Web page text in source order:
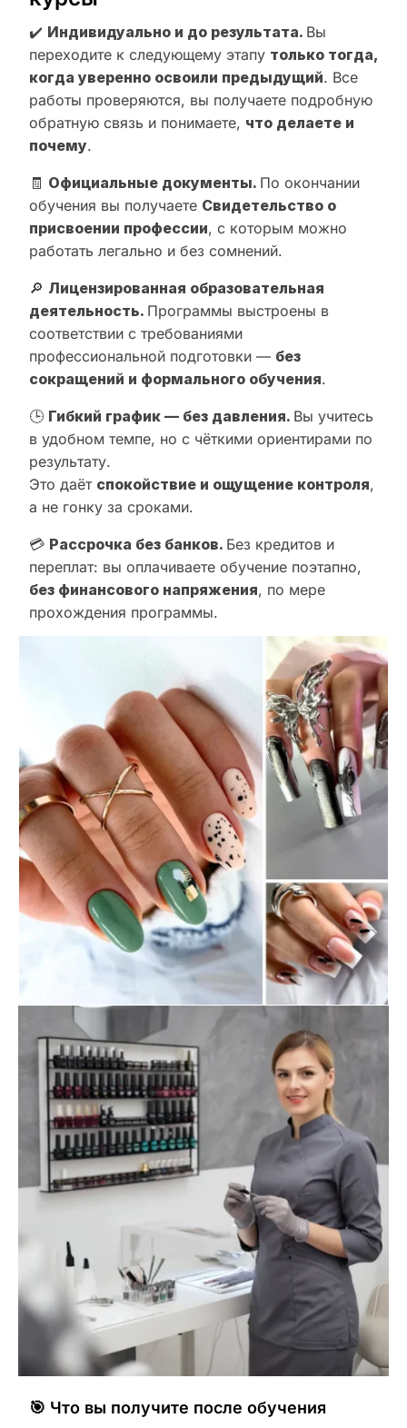
✔️ Индивидуально и до результата. Вы
переходите к следующему этапу только тогда,
когда уверенно освоили предыдущий. Все
работы проверяются, вы получаете подробную
обратную связь и понимаете, что делаете и
почему.
🧾 Официальные документы. По окончании
обучения вы получаете Свидетельство о
присвоении профессии, с которым можно
работать легально и без сомнений.
🔎 Лицензированная образовательная
деятельность. Программы выстроены в
соответствии с требованиями
профессиональной подготовки — без
сокращений и формального обучения.
🕒 Гибкий график — без давления. Вы учитесь
в удобном темпе, но с чёткими ориентирами по
результату.
Это даёт спокойствие и ощущение контроля,
а не гонку за сроками.
💳 Рассрочка без банков. Без кредитов и
переплат: вы оплачиваете обучение поэтапно,
без финансового напряжения, по мере
прохождения программы.
🎯 Что вы получите после обучения